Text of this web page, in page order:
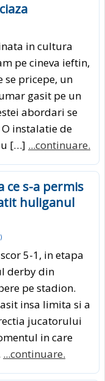
in cultura
pe cineva ieftin,
se pricepe, un
gasit pe un
abordari se
instalatie de
[…] ...continuare.
ce s-a permis
huliganul
)
5-1, in etapa
derby din
pe stadion.
insa limita si a
jucatorului
in care
...continuare.